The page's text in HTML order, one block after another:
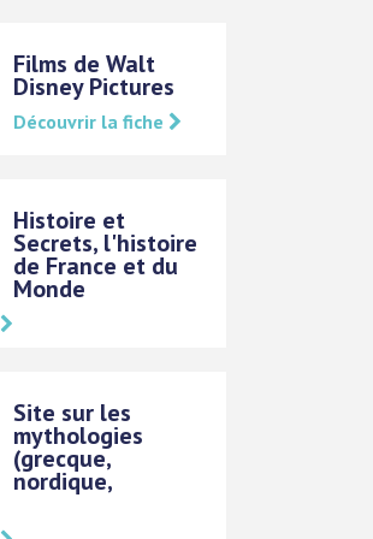
Films de Walt
Disney Pictures
Découvrir la fiche
Histoire et
Secrets, l'histoire
de France et du
Monde
Site sur les
mythologies
(grecque,
nordique,